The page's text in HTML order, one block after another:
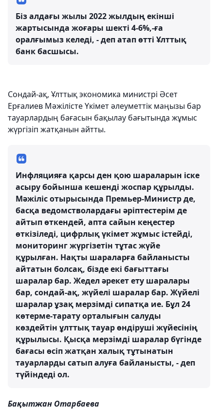
Біз алдағы жылы 2022 жылдың екінші
жартысында жоғары шекті 4-6%,-ға
оралғымыз келеді, - деп атап өтті Ұлттық
банк басшысы.
Сондай-ақ, Ұлттық экономика министрі Әсет
Ерғалиев Мәжілісте Үкімет әлеуметтік маңызы бар
тауарлардың бағасын бақылау бағытында жұмыс
жүргізіп жатқанын айтты.
Инфляцияға қарсы ден қою шараларын іске
асыру бойынша кешенді жоспар құрылды.
Мәжіліс отырысында Премьер-Министр де,
басқа ведомстволардағы әріптестерім де
айтып өткендей, апта сайын кеңестер
өткізіледі, цифрлық үкімет жұмыс істейді,
мониторинг жүргізетін тұтас жүйе
құрылған. Нақты шараларға байланысты
айтатын болсақ, бізде екі бағыттағы
шаралар бар. Жедел әрекет ету шаралары
бар, сондай-ақ, жүйелі шаралар бар. Жүйелі
шаралар ұзақ мерзімді сипатқа ие. Бұл 24
көтерме-тарату орталығын салуды
көздейтін ұлттық тауар өндіруші жүйесінің
құрылысы. Қысқа мерзімді шаралар бүгінде
бағасы өсіп жатқан халық тұтынатын
тауарларды сатып алуға байланысты, - деп
түйіндеді ол.
Бақытжан Отарбаева